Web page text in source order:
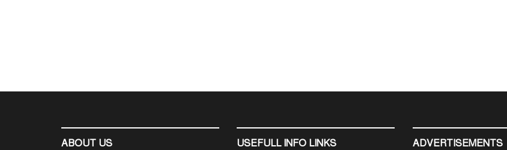
ABOUT US USEFULL INFO LINKS ADVERTISEMENTS